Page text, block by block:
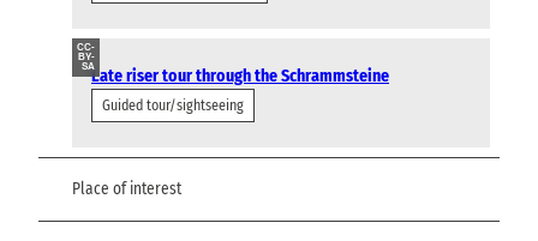
CC-
BY-
SALate riser tour through the Schrammsteine
Guided tour/sightseeing
Place of interest